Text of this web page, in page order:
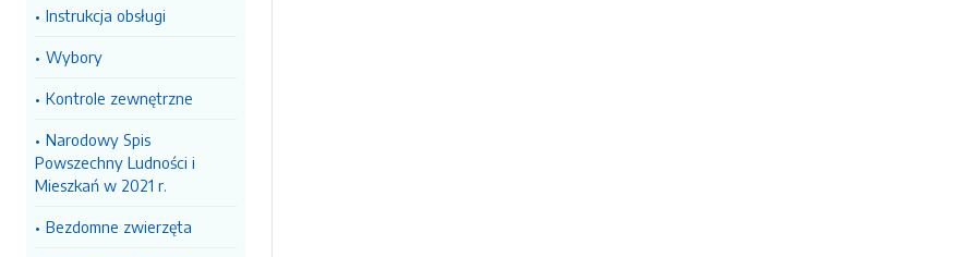
Instrukcja obsługi
Wybory
Kontrole zewnętrzne
Narodowy Spis
Powszechny Ludności i
Mieszkań w 2021 r.
Bezdomne zwierzęta